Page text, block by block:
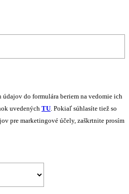
do formulára beriem na vedomie ich
uvedených TU . Pokiaľ súhlasíte tiež so
pre marketingové účely, zaškrtnite prosím